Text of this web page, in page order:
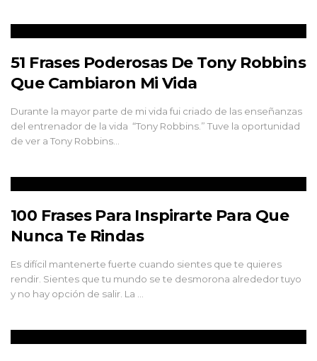
51 Frases Poderosas De Tony Robbins
Que Cambiaron Mi Vida
Durante la mayor parte de mi vida fui criado de las enseñanzas
del entrenador de la vida “Tony Robbins.” Tuve la oportunidad
de ver a Tony Robbins…
100 Frases Para Inspirarte Para Que
Nunca Te Rindas
Es difícil mantenerte fuerte cuando sientes que te quieres
rendir. Sientes que tu mundo se te desmorona alrededor tuyo
y no hay opción de salir. La …